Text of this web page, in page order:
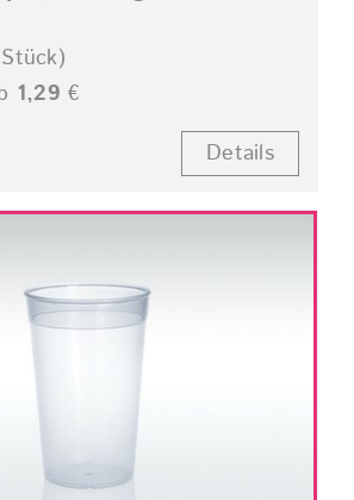
1,29 €
Details